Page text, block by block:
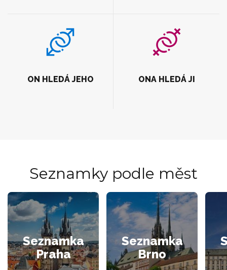
ON HLEDÁ JEHO ONA HLEDÁ JI
Seznamky podle měst
Seznamka
Praha
Seznamka
Brno